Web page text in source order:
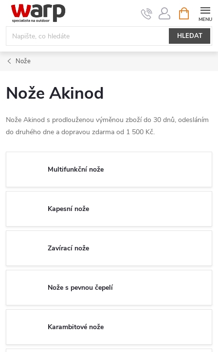
Přejít
obsah
HLEDAT
NÁKUPNÍ
KOŠÍK
Nože
Nože Akinod
Nože Akinod s prodlouženou výměnou zboží do 30 dnů, odesláním
do druhého dne a dopravou zdarma od 1 500 Kč.
Multifunkční nože
Kapesní nože
Zavírací nože
Nože s pevnou čepelí
Karambitové nože